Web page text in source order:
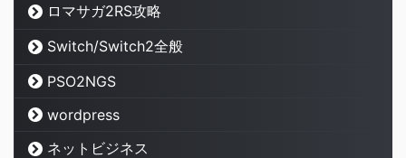
ロマサガ2RS攻略
Switch/Switch2全般
PSO2NGS
wordpress
ネットビジネス